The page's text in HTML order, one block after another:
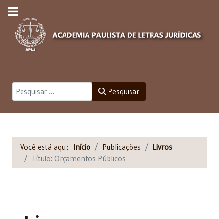
Pesquisar Pesquisar
Você está aqui: Início Publicações
Livros
Título: Orçamentos Públicos